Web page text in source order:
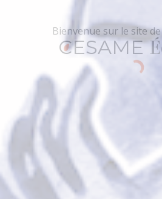
CESAME